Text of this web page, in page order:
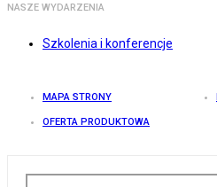
NASZE WYDARZENIA
Szkolenia i konferencje
MAPA STRONY
OFERTA PRODUKTOWA